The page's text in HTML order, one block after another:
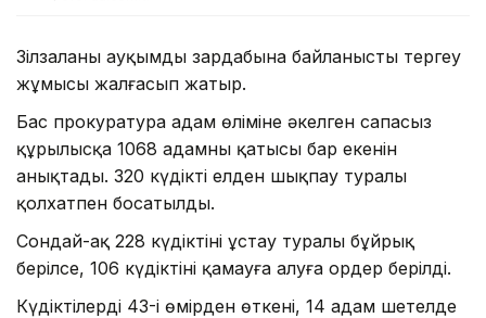
Зілзаланың ауқымды зардабына байланысты тергеу
жұмысы жалғасып жатыр.
Бас прокуратура адам өліміне әкелген сапасыз
құрылысқа 1068 адамның қатысы бар екенін
анықтады. 320 күдікті елден шықпау туралы
қолхатпен босатылды.
Сондай-ақ 228 күдіктіні ұстау туралы бұйрық
берілсе, 106 күдіктіні қамауға алуға ордер берілді.
Күдіктілердің 43-і өмірден өткені, 14 адам шетелде